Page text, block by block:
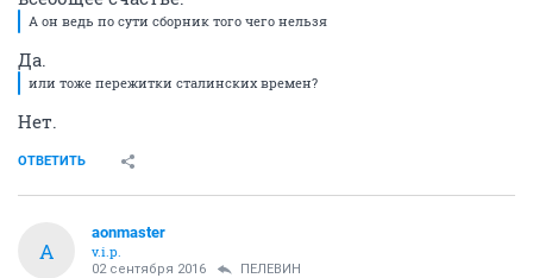
А он ведь по сути сборник того чего нельзя
Да.
или тоже пережитки сталинских времен?
Нет.
ОТВЕТИТЬ
A
aonmaster
v.i.p.
02 сентября 2016 ПЕЛЕВИН